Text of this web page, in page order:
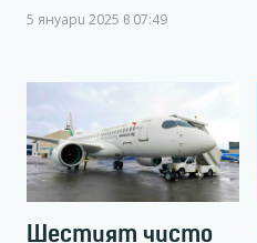
5 януари 2025 в 07:49
Шестият чисто